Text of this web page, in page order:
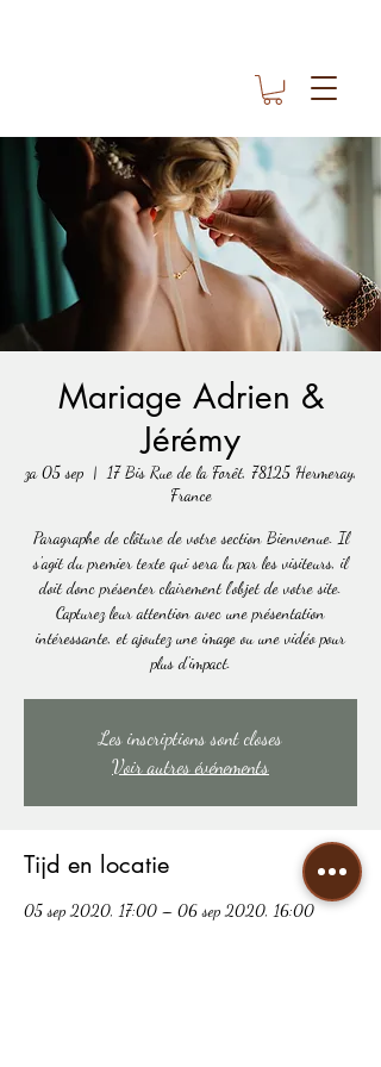
Mariage Adrien &
Jérémy
za 05 sep
  |
17 Bis Rue de la Forêt, 78125 Hermeray,
France
Paragraphe de clôture de votre section Bienvenue. Il
s'agit du premier texte qui sera lu par les visiteurs, il
doit donc présenter clairement l'objet de votre site.
Capturez leur attention avec une présentation
intéressante, et ajoutez une image ou une vidéo pour
plus d'impact.
Les inscriptions sont closes
Voir autres événements
Tijd en locatie
05 sep 2020, 17:00 – 06 sep 2020, 16:00